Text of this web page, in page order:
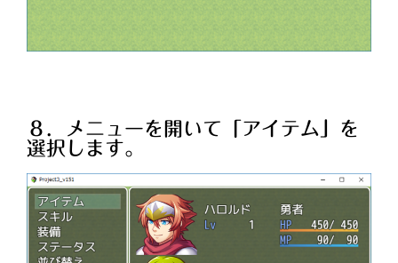
８．メニューを開いて「アイテム」を
選択します。